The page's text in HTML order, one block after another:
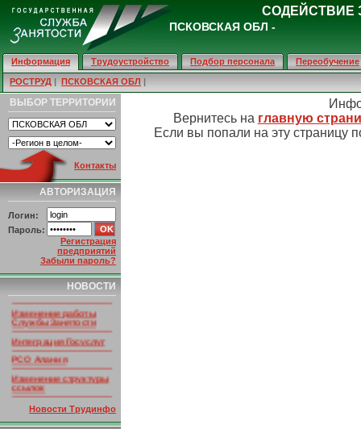
Информация Трудоустройство Подбор персонала Переобучение
РОСТРУД | ПСКОВСКАЯ ОБЛ |
СОДЕЙСТВИЕ
ПСКОВСКАЯ ОБЛ -
ВЫБОР ТЕРРИТОРИИ
Контакты
АВТОРИЗАЦИЯ
Логин:
Пароль:
Регистрация
предприятий
Забыли пароль?
НОВОСТИ
НОВОСТИ ПОРТАЛА
портала
Трудинфо.RU
Изменение работы
Службы Занятости
Интеграция Госуслуг
РСО Алания
Изменение структуры
ссылок
Новости Трудинфо
Вернитесь на главную
Если вы попали на эту страницу